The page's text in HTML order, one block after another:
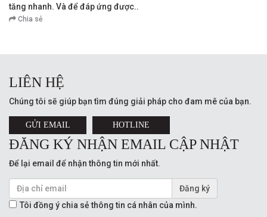
tăng nhanh. Và để đáp ứng được..
Chia sẻ
LIÊN HỆ
Chúng tôi sẽ giúp bạn tìm đúng giải pháp cho đam mê của bạn.
GỬI EMAIL HOTLINE
ĐĂNG KÝ NHẬN EMAIL CẬP NHẬT
Để lại email để nhận thông tin mới nhất.
Đăng ký
Tôi đồng ý chia sẻ thông tin cá nhân của mình.